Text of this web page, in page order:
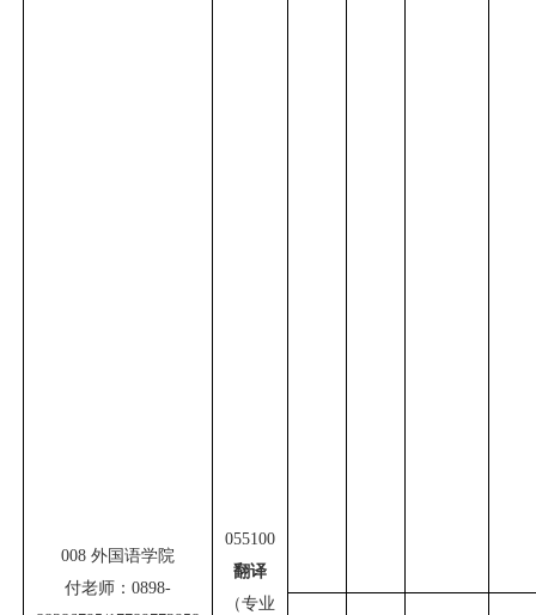
008外国语学院
付老师：0898-
055100
翻译
（专业